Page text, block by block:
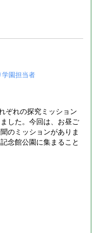
園担当者
ぞれの探究ミッション
した。今回は、お昼ご
のミッションがありま
念館公園に集まること